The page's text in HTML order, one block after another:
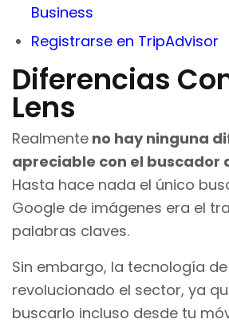
Business
Registrarse en TripAdvisor
Diferencias
Lens
Realmente no hay ninguna
apreciable con el buscador
Hasta hace nada el único
Google de imágenes era el
palabras claves.
Sin embargo, la tecnología
revolucionado el sector, ya
buscarlo incluso desde tu